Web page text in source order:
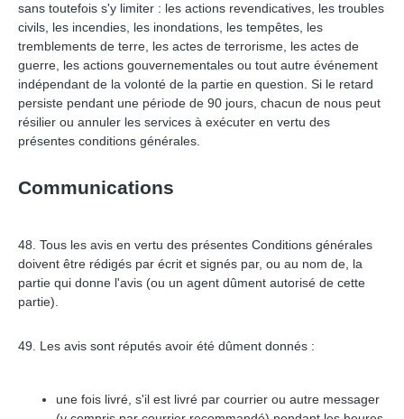
sans toutefois s'y limiter : les actions revendicatives, les troubles
civils, les incendies, les inondations, les tempêtes, les
tremblements de terre, les actes de terrorisme, les actes de
guerre, les actions gouvernementales ou tout autre événement
indépendant de la volonté de la partie en question. Si le retard
persiste pendant une période de 90 jours, chacun de nous peut
résilier ou annuler les services à exécuter en vertu des
présentes conditions générales.
Communications
48. Tous les avis en vertu des présentes Conditions générales
doivent être rédigés par écrit et signés par, ou au nom de, la
partie qui donne l'avis (ou un agent dûment autorisé de cette
partie).
49. Les avis sont réputés avoir été dûment donnés :
une fois livré, s'il est livré par courrier ou autre messager